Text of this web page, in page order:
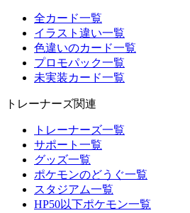
全カード一覧
イラスト違い一覧
色違いのカード一覧
プロモパック一覧
未実装カード一覧
トレーナーズ関連
トレーナーズ一覧
サポート一覧
グッズ一覧
ポケモンのどうぐ一覧
スタジアム一覧
HP50以下ポケモン一覧